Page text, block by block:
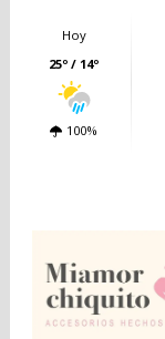
Hoy
25º / 14º
100%